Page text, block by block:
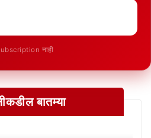
नाही
बातम्या